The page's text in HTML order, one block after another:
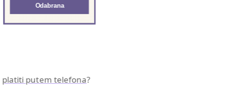
Odabrana
platiti putem telefona?